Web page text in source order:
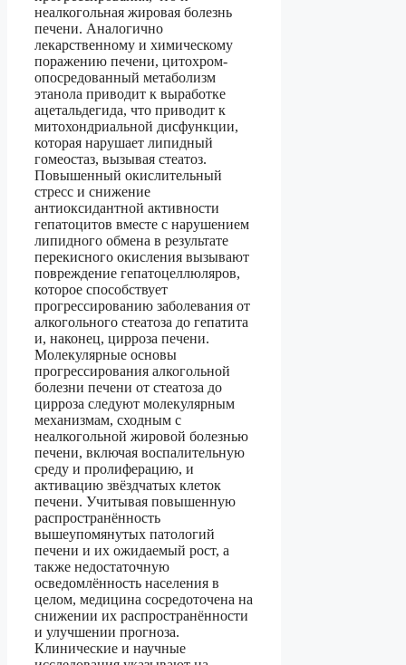
неалкогольная жировая болезнь
печени. Аналогично
лекарственному и химическому
поражению печени, цитохром-
опосредованный метаболизм
этанола приводит к выработке
ацетальдегида, что приводит к
митохондриальной дисфункции,
которая нарушает липидный
гомеостаз, вызывая стеатоз.
Повышенный окислительный
стресс и снижение
антиоксидантной активности
гепатоцитов вместе с нарушением
липидного обмена в результате
перекисного окисления вызывают
повреждение гепатоцеллюляров,
которое способствует
прогрессированию заболевания от
алкогольного стеатоза до гепатита
и, наконец, цирроза печени.
Молекулярные основы
прогрессирования алкогольной
болезни печени от стеатоза до
цирроза следуют молекулярным
механизмам, сходным с
неалкогольной жировой болезнью
печени, включая воспалительную
среду и пролиферацию, и
активацию звёздчатых клеток
печени. Учитывая повышенную
распространённость
вышеупомянутых патологий
печени и их ожидаемый рост, а
также недостаточную
осведомлённость населения в
целом, медицина сосредоточена на
снижении их распространённости
и улучшении прогноза.
Клинические и научные